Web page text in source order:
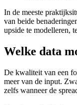
In de meeste
van beide
upside te modelleren,
Welke data
De kwaliteit van een
meer van de input.
zelfs wanneer de